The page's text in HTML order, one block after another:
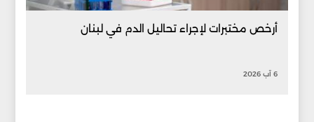
أرخص مختبرات لإجراء تحاليل الدم في لبنان
6 آب 2026